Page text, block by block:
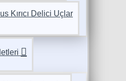
Kırıcı Delici Uçlar